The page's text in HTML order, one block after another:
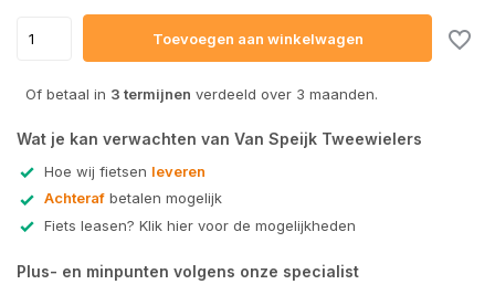
Toevoegen aan winkelwagen
Of betaal in 3 termijnen verdeeld over 3 maanden.
Wat je kan verwachten van Van Speijk Tweewielers
Hoe wij fietsen leveren
Achteraf betalen mogelijk
Fiets leasen? Klik hier voor de mogelijkheden
Plus- en minpunten volgens onze specialist